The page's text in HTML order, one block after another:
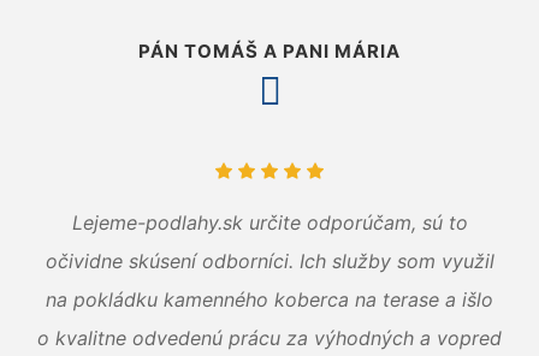
PÁN TOMÁŠ A PANI MÁRIA
Lejeme-podlahy.sk určite odporúčam, sú to
očividne skúsení odborníci. Ich služby som využil
na pokládku kamenného koberca na terase a išlo
o kvalitne odvedenú prácu za výhodných a vopred